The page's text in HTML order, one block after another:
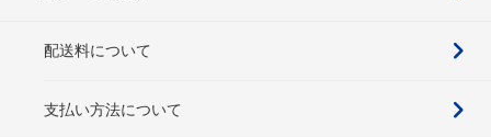
配送料について
支払い方法について